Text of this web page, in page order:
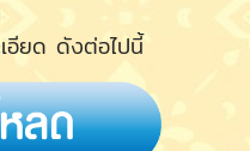
อียด ดังต่อไปนี้